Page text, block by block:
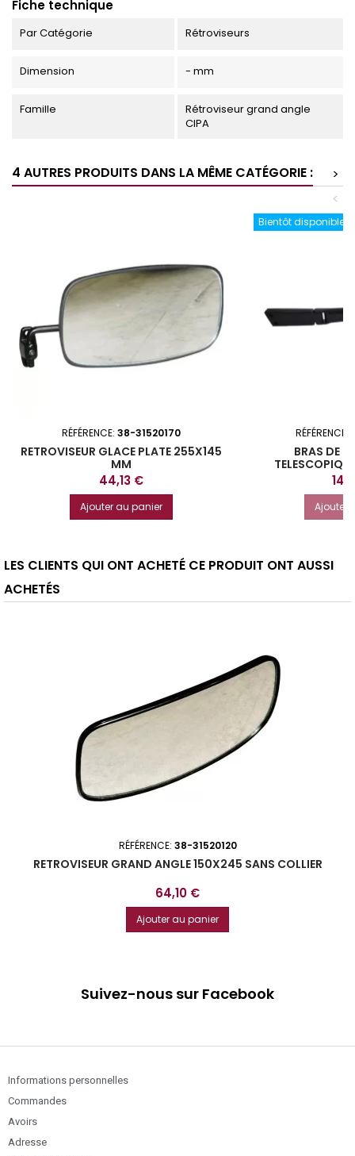
Fiche technique
Par Catégorie Rétroviseurs
Dimension - mm
Famille
Rétroviseur grand angle
CIPA
4 AUTRES PRODUITS DANS LA MÊME CATÉGORIE :
>
<
RÉFÉRENCE: 38-31520170
RETROVISEUR GLACE PLATE 255X145
MM
Prix
44,13 €
Ajouter au panier
Bientôt disponible
RÉFÉRENCE:
BRAS DE
Prix
Ajouter
LES CLIENTS QUI ONT ACHETÉ CE PRODUIT ONT AUSSI
ACHETÉS
RÉFÉRENCE: 38-31520120
RETROVISEUR GRAND ANGLE 150X245 SANS COLLIER
Prix
64,10 €
Ajouter au panier
Suivez-nous sur Facebook
Informations personnelles
Commandes
Avoirs
Adresse